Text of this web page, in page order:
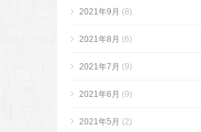
2021年9月 (8)
2021年8月 (6)
2021年7月 (9)
2021年6月 (9)
2021年5月 (2)